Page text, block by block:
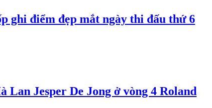
ghi điểm đẹp mắt ngày thi đấu thứ 6
Jesper De Jong ở vòng 4 Roland